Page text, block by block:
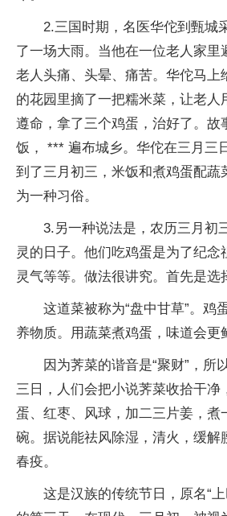
2.三国时期，名医华佗到甄城
了一场大雨。当他在一位老人家里
老人头痛、头晕、痛苦。华佗马上
的花园里摘了一把糯米菜，让老人
遵命，拿了三个鸡蛋，治好了。故
饭， *** 遍布城乡。华佗在三月三
到了三月初三，米饭和煮鸡蛋配蔬
为一种习俗。
3.另一种说法是，农历三月初
灵的日子。他们吃鸡蛋是为了纪念
灵气等等。做法很讲究。首先是选
这道菜被称为“盘中甘草”。鸡
养物质。用蔬菜煮鸡蛋，味道会更
因为荠菜的谐音是“聚财”，所
三日，人们会把小说荠菜收拾干净
蛋、红枣、风球，加二三片姜，煮
碗。据说能祛风除湿，清火，缓解
春疫。
这是汉族的传统节日，原名“